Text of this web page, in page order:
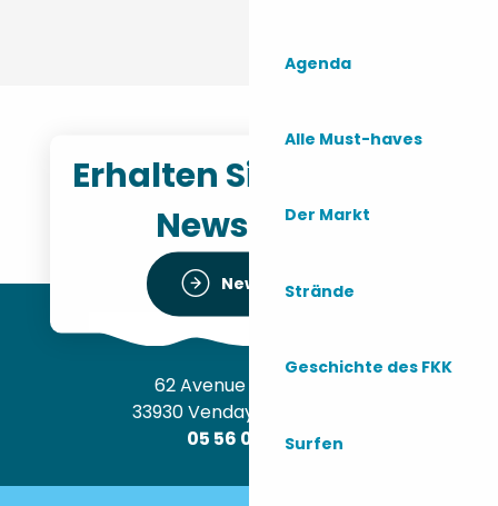
Agenda
Alle Must-haves
Der Markt
Strände
Geschichte des FKK
Surfen
Erhalten Sie unseren
Newsletter
Newsletter
62 Avenue de l’Océan
33930 Vendays-Montalivet
05 56 09 30 12